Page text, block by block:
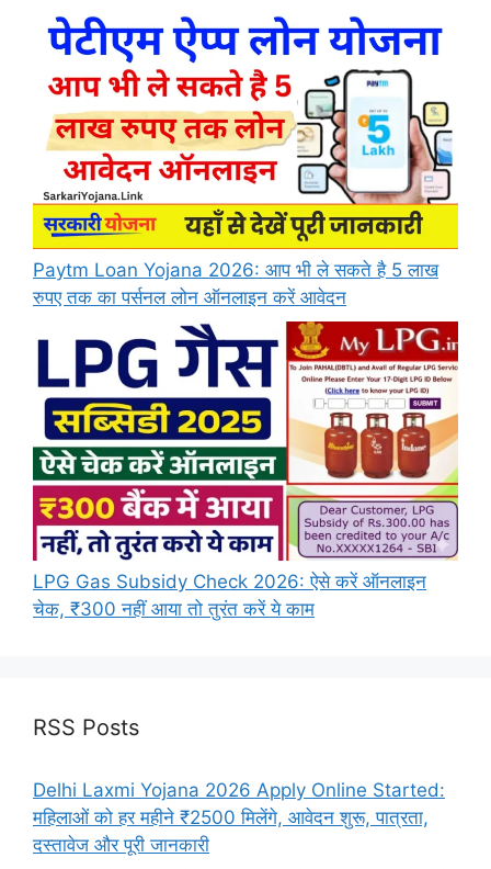
Paytm Loan Yojana 2026: आप भी ले सकते है 5 लाख
रुपए तक का पर्सनल लोन ऑनलाइन करें आवेदन
LPG Gas Subsidy Check 2026: ऐसे करें ऑनलाइन
चेक, ₹300 नहीं आया तो तुरंत करें ये काम
RSS Posts
Delhi Laxmi Yojana 2026 Apply Online Started:
महिलाओं को हर महीने ₹2500 मिलेंगे, आवेदन शुरू, पात्रता,
दस्तावेज और पूरी जानकारी